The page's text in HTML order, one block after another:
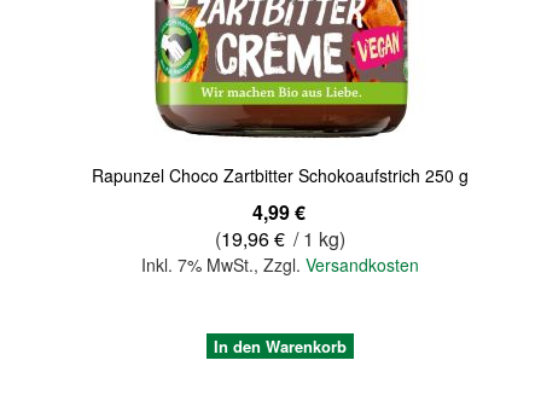
Rapunzel Choco Zartbitter Schokoaufstrich 250 g
4,99 €
(19,96 € / 1 kg)
Inkl. 7% MwSt.,Zzgl.Versandkosten
In den Warenkorb